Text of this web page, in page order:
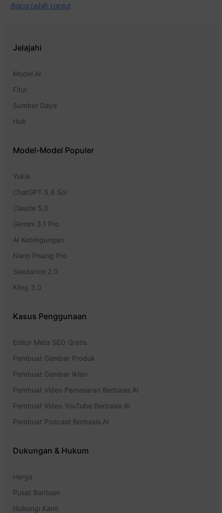
Baca Lebih Lanjut
Jelajahi
Model AI
Fitur
Sumber Daya
Hub
Model-Model Populer
Yukie
ChatGPT 5,6 Sol
Claude 5,0
Gemini 3.1 Pro
AI Kebingungan
Nano Pisang Pro
Seedance 2.0
Kling 3.0
Kasus Penggunaan
Editor Meta SEO Gratis
Pembuat Gambar Produk
Pembuat Gambar Iklan
Pembuat Video Pemasaran Berbasis AI
Pembuat Video YouTube Berbasis AI
Pembuat Podcast Berbasis AI
Dukungan & Hukum
Harga
Pusat Bantuan
Hubungi Kami